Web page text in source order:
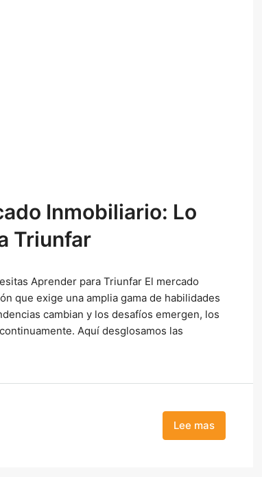
Inmobiliario: Lo
Triunfar
Aprender para Triunfar El mercado
que exige una amplia gama de habilidades
cambian y los desafíos emergen, los
Aquí desglosamos las
Lee mas